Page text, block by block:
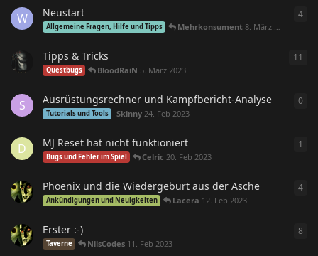
W Neustart
Allgemeine Fragen, Hilfe und Tipps Mehrkonsument 8. März 2023
4
Tipps & Tricks
Questbugs BloodRaiN 5. März 2023
11
S Ausrüstungsrechner und Kampfbericht-Analyse
Tutorials und Tools Skinny 24. Feb 2023
0
D MJ Reset hat nicht funktioniert
Bugs und Fehler im Spiel Celric 20. Feb 2023
1
Phoenix und die Wiedergeburt aus der Asche
Ankündigungen und Neuigkeiten Lacera 12. Feb 2023
4
Erster :-)
Taverne NilsCodes 11. Feb 2023
8